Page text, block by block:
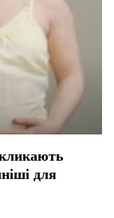
для